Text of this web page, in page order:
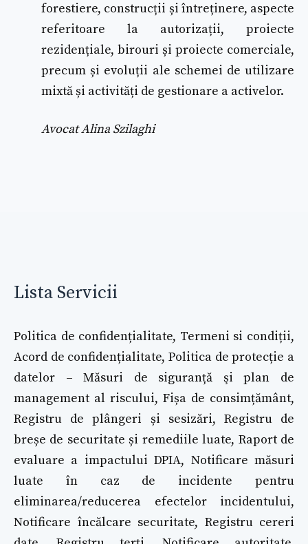
forestiere, construcții și întreținere, aspecte
referitoare la autorizații, proiecte
rezidențiale, birouri și proiecte comerciale,
precum și evoluții ale schemei de utilizare
mixtă și activități de gestionare a activelor.
Avocat Alina Szilaghi
Lista Servicii
Politica de confidențialitate, Termeni si condiții,
Acord de confidențialitate, Politica de protecție a
datelor – Măsuri de siguranță şi plan de
management al riscului, Fișa de consimțământ,
Registru de plângeri și sesizări, Registru de
breșe de securitate și remediile luate, Raport de
evaluare a impactului DPIA, Notificare măsuri
luate în caz de incidente pentru
eliminarea/reducerea efectelor incidentului,
Notificare încălcare securitate, Registru cereri